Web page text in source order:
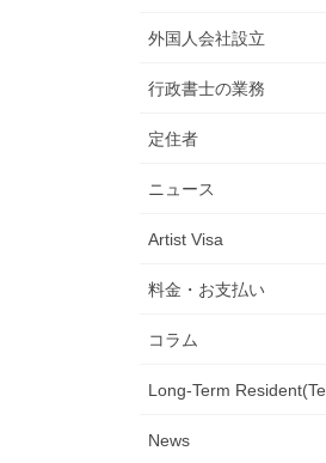
外国人会社設立
行政書士の業務
定住者
ニュース
Artist Visa
料金・お支払い
コラム
Long-Term
News